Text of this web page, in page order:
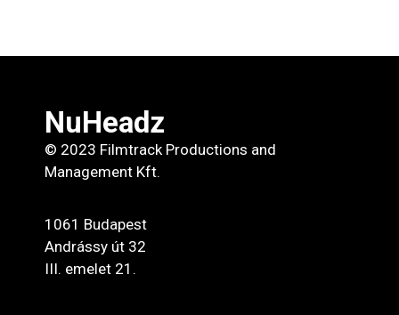
NuHeadz
© 2023 Filmtrack Productions and
Management Kft.
1061 Budapest
Andrássy út 32
III. emelet 21.